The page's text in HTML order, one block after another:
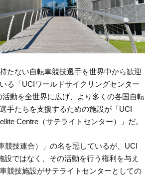
たない自転車競技選手を世界中から歓迎
る「UCIワールドサイクリングセンター
活動を全世界に広げ、より多くの各国自転
手たちを支援するための施設が「UCI
Centre（サテライトセンター）」だ。
競技連合）」の名を冠しているが、UCI
設ではなく、その活動を行う権利を与え
競技施設がサテライトセンターとしての